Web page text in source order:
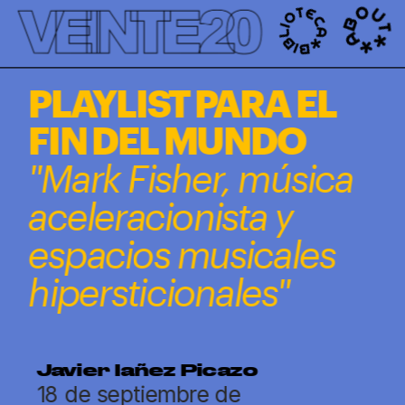
PLAYLIST PARA EL
FIN DEL MUNDO
"Mark Fisher, música
aceleracionista y
espacios musicales
hipersticionales"
Javier Iañez Picazo
18 de septiembre de